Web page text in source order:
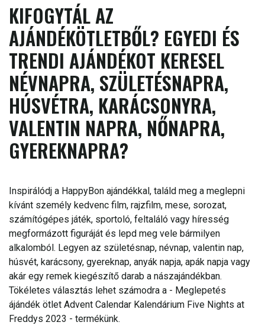
KIFOGYTÁL AZ
AJÁNDÉKÖTLETBŐL? EGYEDI ÉS
TRENDI AJÁNDÉKOT KERESEL
NÉVNAPRA, SZÜLETÉSNAPRA,
HÚSVÉTRA, KARÁCSONYRA,
VALENTIN NAPRA, NŐNAPRA,
GYEREKNAPRA?
Inspirálódj a HappyBon ajándékkal, találd meg a meglepni
kívánt személy kedvenc film, rajzfilm, mese, sorozat,
számítógépes játék, sportoló, feltaláló vagy híresség
megformázott figuráját és lepd meg vele bármilyen
alkalomból. Legyen az születésnap, névnap, valentin nap,
húsvét, karácsony, gyereknap, anyák napja, apák napja vagy
akár egy remek kiegészítő darab a nászajándékban.
Tökéletes választás lehet számodra a - Meglepetés
ájándék ötlet Advent Calendar Kalendárium Five Nights at
Freddys 2023 - termékünk.